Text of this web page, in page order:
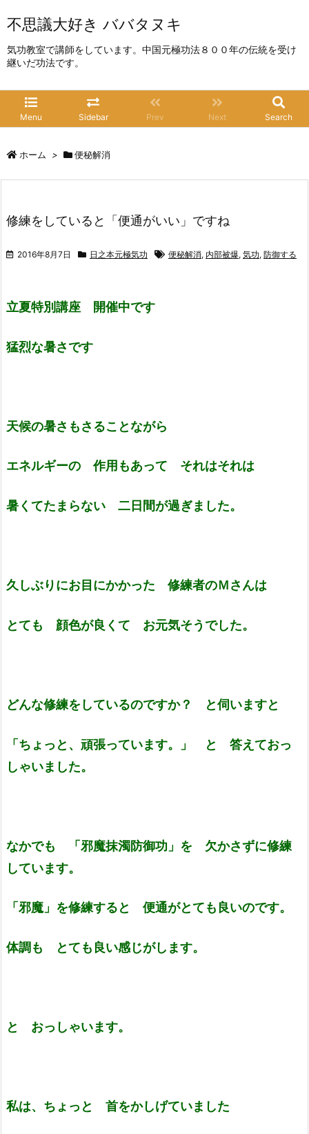
不思議大好き ババタヌキ
気功教室で講師をしています。中国元極功法８００年の伝統を受け
継いだ功法です。
Menu Sidebar Prev Next Search
ホーム > 便秘解消
修練をしていると「便通がいい」ですね
2016年8月7日 日之本元極気功 便秘解消, 内部被爆, 気功, 防御する
立夏特別講座 開催中です
猛烈な暑さです
天候の暑さもさることながら
エネルギーの 作用もあって それはそれは
暑くてたまらない 二日間が過ぎました。
久しぶりにお目にかかった 修練者のＭさんは
とても 顔色が良くて お元気そうでした。
どんな修練をしているのですか？ と伺いますと
「ちょっと、頑張っています。」 と 答えておっ
しゃいました。
なかでも 「邪魔抹濁防御功」を 欠かさずに修練
しています。
「邪魔」を修練すると 便通がとても良いのです。
体調も とても良い感じがします。
と おっしゃいます。
私は、ちょっと 首をかしげていました